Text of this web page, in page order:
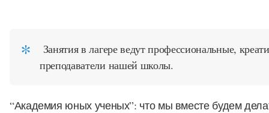
Занятия в лагере ведут профессиональные,
преподаватели нашей школы.
“Академия юных ученых”: что мы вместе будем